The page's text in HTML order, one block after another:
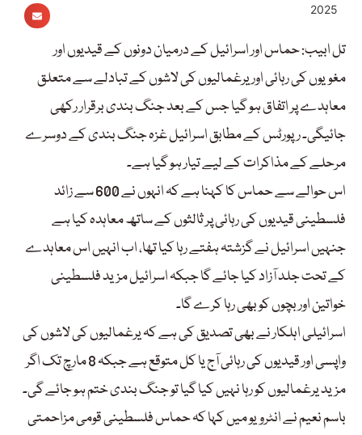
2025
تل ابیب: حماس اور اسرائیل کے درمیان دونوں کے قیدیوں اور
مغویوں کی رہائی اور یرغمالیوں کی لاشوں کے تبادلے سے متعلق
معاہدے پر اتفاق ہو گیا جس کے بعد جنگ بندی برقرار رکھی
جائیگی۔ رپورٹس کے مطابق اسرائیل غزہ جنگ بندی کے دوسرے
مرحلے کے مذاکرات کے لیے تیار ہو گیا ہے۔
اس حوالے سے حماس کا کہنا ہے کہ انہوں نے 600 سے زائد
فلسطینی قیدیوں کی رہائی پر ثالثوں کے ساتھ معاہدہ کیا ہے
جنہیں اسرائیل نے گزشتہ ہفتے رہا کیا تھا، اب انہیں اس معاہدے
کے تحت جلد آزاد کیا جائے گا جبکہ اسرائیل مزید فلسطینی
خواتین اور بچوں کو بھی رہا کرے گا۔
اسرائیلی اہلکار نے بھی تصدیق کی ہے کہ یرغمالیوں کی لاشوں کی
واپسی اور قیدیوں کی رہائی آج یا کل متوقع ہے جبکہ 8 مارچ تک اگر
مزید یرغمالیوں کو رہا نہیں کیا گیا تو جنگ بندی ختم ہو جائے گی۔
باسم نعیم نے انٹرویو میں کہا کہ حماس فلسطینی قومی مزاحمتی